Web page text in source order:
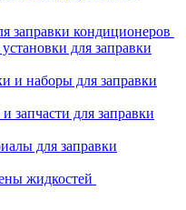
заправки кондиционеров
для заправки
и наборы для заправки
запчасти для заправки
для заправки
жидкостей